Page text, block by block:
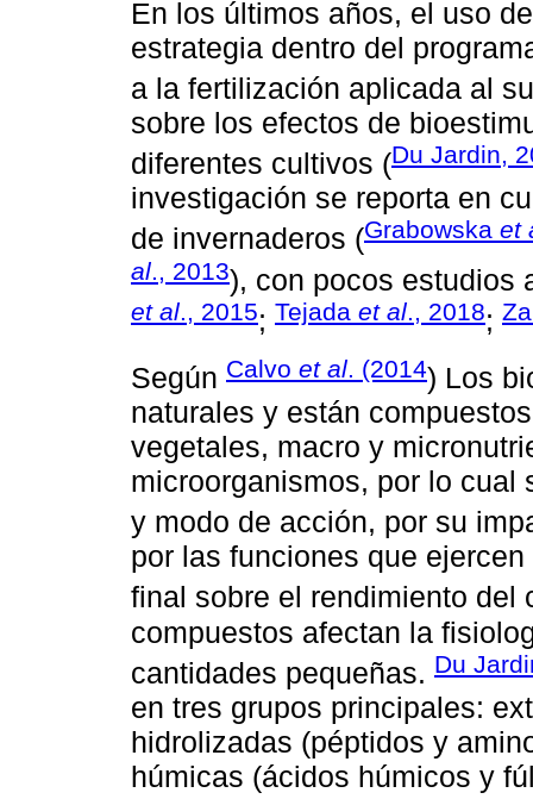
En los últimos años, el uso
estrategia dentro del
a la fertilización aplicada al
sobre los efectos de
diferentes cultivos (Du Jardin,
investigación se reporta en
de invernaderos (Grabowska et
al., 2013), con pocos estudios
et al., 2015; Tejada et al., 2018;
Según Calvo et al . (2014) Los
naturales y están
vegetales, macro y
microorganismos, por lo cual
y modo de acción, por su
por las funciones que
final sobre el rendimiento del
compuestos afectan la
cantidades pequeñas. Du
en tres grupos principales:
hidrolizadas (péptidos y
húmicas (ácidos húmicos y